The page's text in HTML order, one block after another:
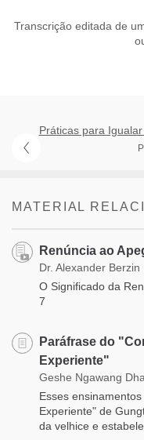
Transcrição editada de
Práticas para
MATERIAL
Renúncia ao
Dr. Alexander Berzin
O Significado da
7
Paráfrase do
Experiente"
Geshe Ngawang
Esses
Experiente" de
da velhice e